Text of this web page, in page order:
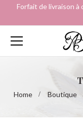
Forfait de livraison à
Home Boutique